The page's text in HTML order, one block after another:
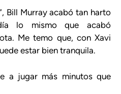
Bill Murray acabó tan harto
lo mismo que acabó
Me temo que, con Xavi
estar bien tranquila.
a jugar más minutos que